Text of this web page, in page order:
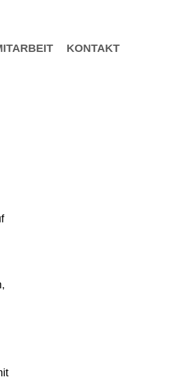
KONTAKT